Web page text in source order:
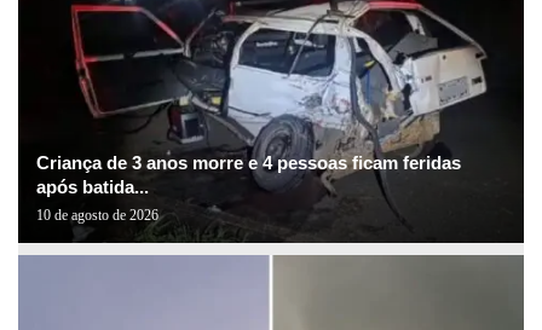
Criança de 3 anos morre e 4 pessoas ficam feridas
após batida...
10 de agosto de 2026